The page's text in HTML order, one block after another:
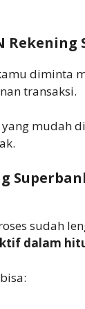
Rekening
diminta
transaksi.
yang mudah
sudah
dalam